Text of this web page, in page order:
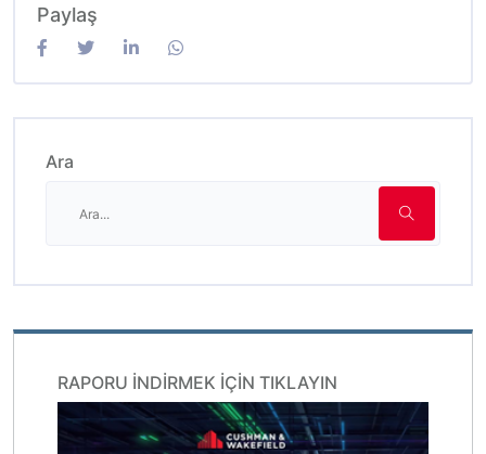
Paylaş
Ara
RAPORU INDIRMEK IÇIN TIKLAYIN